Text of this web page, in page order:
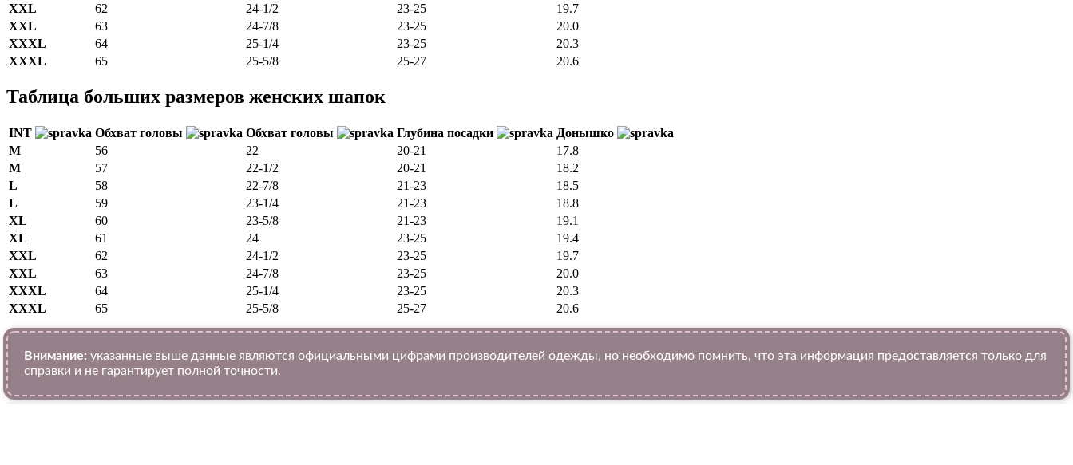
XXL
62 24-1/2 23-25
19.7
XXL
63 24-7/8 23-25
20.0
XXXL
64 25-1/4 23-25
20.3
XXXL
65 25-5/8 25-27 20.6
Таблица больших размеров женских шапок
INT Обхват головы Обхват головы Глубина посадки
Донышко
M
56 22 20-21
17.8
M
57 22-1/2 20-21
18.2
L
58 22-7/8 21-23
18.5
L
59 23-1/4 21-23
18.8
XL
60 23-5/8 21-23
19.1
XL
61 24 23-25
19.4
XXL
62 24-1/2 23-25
19.7
XXL
63 24-7/8 23-25
20.0
XXXL
64 25-1/4 23-25
20.3
XXXL
65 25-5/8 25-27 20.6
Внимание: указанные выше данные являются официальными цифрами производителей одежды, но необходимо помнить, что эта информация предоставляется только для
справки и не гарантирует полной точности.